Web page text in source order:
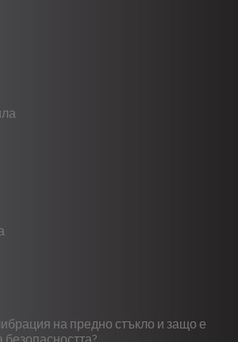
на предно стъкло и защо е
безопасността?